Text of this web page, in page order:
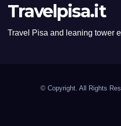
Travelpisa.it
Travel Pisa and leaning tower
© Copyright. All Rights